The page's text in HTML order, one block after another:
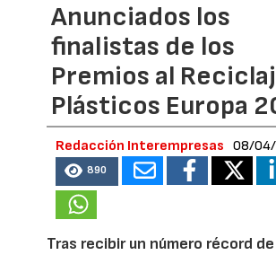
Anunciados los
finalistas de los
Premios al
Plásticos Europa
Redacción Interempresas 08/
890
Tras recibir un número récord de